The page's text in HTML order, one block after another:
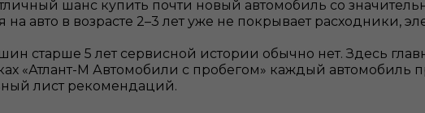
шанс купить почти новый автомобиль со
на авто в возрасте 2–3 лет уже не покрывает расходники,
старше 5 лет сервисной истории обычно нет. Здесь
«Атлант-М Автомобили с пробегом» каждый автомобиль
лист рекомендаций.